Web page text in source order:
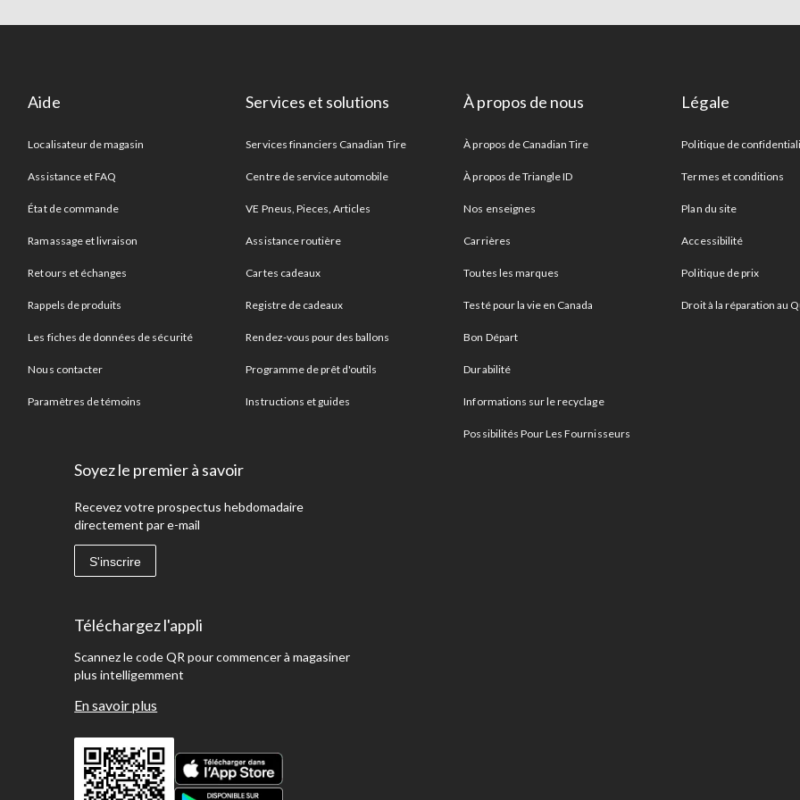
Aide
Localisateur de magasin
Assistance et FAQ
État de commande
Ramassage et livraison
Retours et échanges
Rappels de produits
Les fiches de données de sécurité
Nous contacter
Paramètres de témoins
Services et solutions
Services financiers Canadian Tire
Centre de service automobile
VE Pneus, Pieces, Articles
Assistance routière
Cartes cadeaux
Registre de cadeaux
Rendez-vous pour des ballons
Programme de prêt d'outils
Instructions et guides
À propos de nous
À propos de Canadian Tire
À propos de Triangle ID
Nos enseignes
Carrières
Toutes les marques
Testé pour la vie en Canada
Bon Départ
Durabilité
Informations sur le recyclage
Possibilités Pour Les Fournisseurs
Légale
Politique de
Termes et conditions
Plan du site
Accessibilité
Politique de prix
Droit à la réparation au
Soyez le premier à savoir
Recevez votre prospectus hebdomadaire
directement par e-mail
S'inscrire
Téléchargez l'appli
Scannez le code QR pour commencer à magasiner
plus intelligemment
En savoir plus